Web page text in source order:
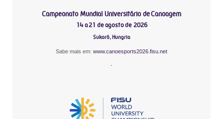
Campeonato Mundial Universitário de Canoagem
14 a 21 de agosto de 2026
Sukoró, Hungria
Sabe mais em: www.canoesports2026.fisu.net
-